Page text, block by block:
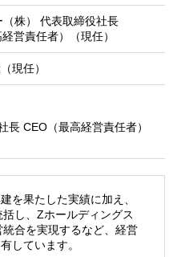
（株） 代表取締役社長
営責任者）（現任）
現任）
長 CEO（最高経営責任者）
を果たした実績に加え、
し、Zホールディングス
統合を実現するなど、経営
しています。